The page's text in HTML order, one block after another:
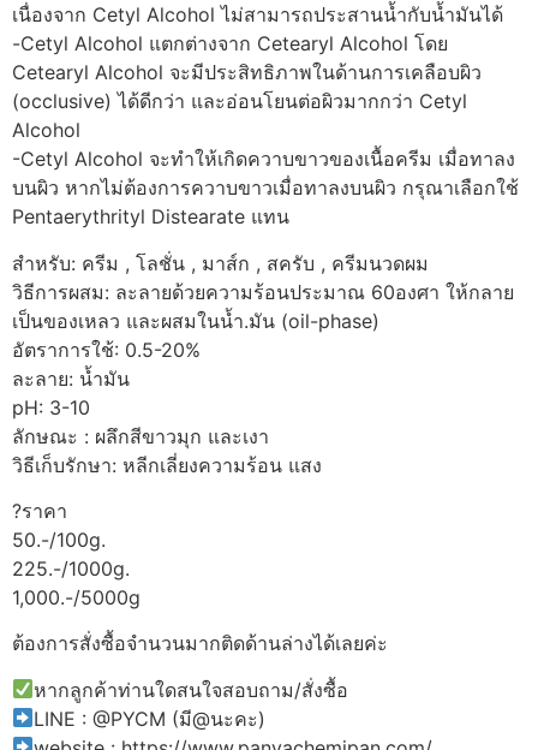
เนื่องจาก Cetyl Alcohol ไม่สามารถประสานน้ำกับน้ำมันได้
-Cetyl Alcohol แตกต่างจาก Cetearyl Alcohol โดย
Cetearyl Alcohol จะมีประสิทธิภาพในด้านการเคลือบผิว
(occlusive) ได้ดีกว่า และอ่อนโยนต่อผิวมากกว่า Cetyl
Alcohol
-Cetyl Alcohol จะทำให้เกิดควาบขาวของเนื้อครีม เมื่อทาลง
บนผิว หากไม่ต้องการควาบขาวเมื่อทาลงบนผิว กรุณาเลือกใช้
Pentaerythrityl Distearate แทน
สำหรับ: ครีม , โลชั่น , มาส์ก , สครับ , ครีมนวดผม
วิธีการผสม: ละลายด้วยความร้อนประมาณ 60องศา ให้กลาย
เป็นของเหลว และผสมในน้ำ.มัน (oil-phase)
อัตราการใช้: 0.5-20%
ละลาย: น้ำมัน
pH: 3-10
ลักษณะ : ผลึกสีขาวมุก และเงา
วิธีเก็บรักษา: หลีกเลี่ยงความร้อน แสง
?ราคา
50.-/100g.
225.-/1000g.
1,000.-/5000g
ต้องการสั่งซื้อจำนวนมากติดด้านล่างได้เลยค่ะ
หากลูกค้าท่านใดสนใจสอบถาม/สั่งซื้อ
LINE : @PYCM (มี@นะคะ)